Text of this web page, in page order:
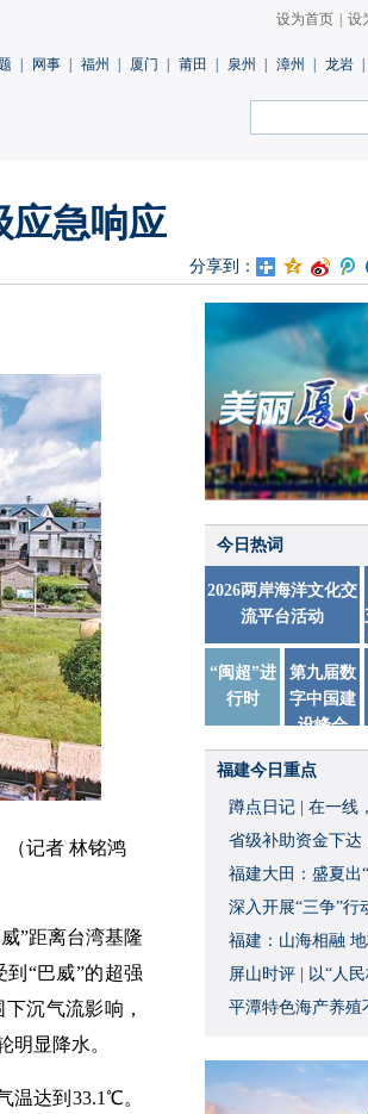
设为首页 设
网事 福州 厦门 莆田 泉州 漳州 龙岩
应急响应
分享到：
（记者 林铭鸿
”距离台湾基隆
“巴威”的超强
沉气流影响，
明显降水。
温达到33.1℃。
今日热词
2026两岸海洋文化交
流平台活动
“闽超”进
行时
第九届数
字中国建
设峰会
福建今日重点
蹲点日记 | 在一线
省级补助资金下达
福建大田：盛夏出
深入开展“三争”行
福建：山海相融 地
屏山时评 | 以“人
平潭特色海产养殖